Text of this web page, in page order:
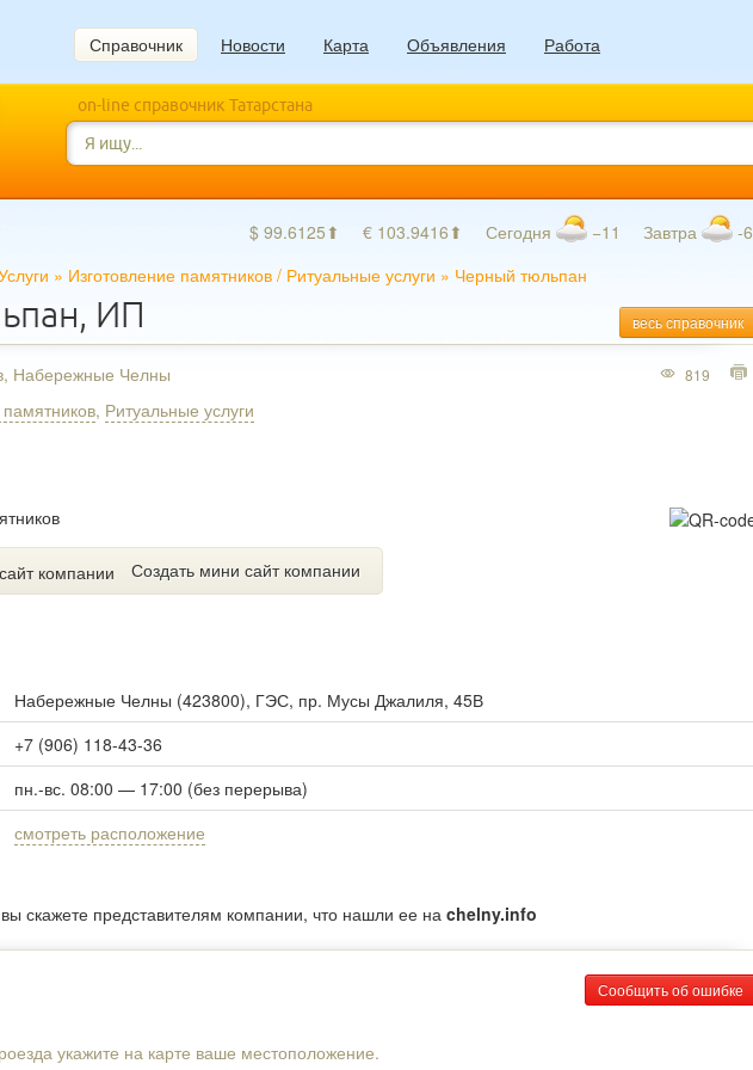
Справочник Новости Карта Объявления Работа
on-line справочник Татарстана
$ 99.6125⬆ € 103.9416⬆ Сегодня −11 Завтра -6
» Изготовление памятников / Ритуальные услуги » Черный тюльпан
весь справочник
ИП
Набережные Челны
, Ритуальные услуги
Создать мини сайт компании
819
Набережные Челны (423800), ГЭС, пр. Мусы Джалиля, 45В
+7 (906) 118-43-36
пн.-вс. 08:00 — 17:00 (без перерыва)
смотреть расположение
скажете представителям компании, что нашли ее на chelny.info
Сообщить об ошибке
укажите на карте ваше местоположение.